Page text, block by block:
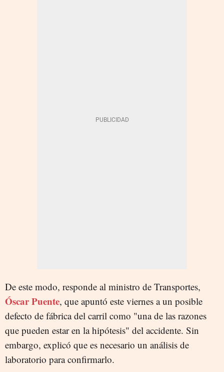
De este modo, responde al ministro de Transportes,
Óscar Puente, que apuntó este viernes a un posible
defecto de fábrica del carril como "una de las razones
que pueden estar en la hipótesis" del accidente. Sin
embargo, explicó que es necesario un análisis de
laboratorio para confirmarlo.